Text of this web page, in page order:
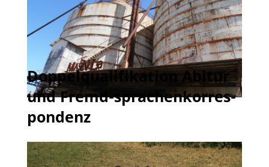
Doppelqualifikation Abitur
und Fremd-sprachenkorres-
pondenz